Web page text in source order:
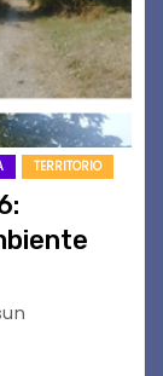
TERRITORIO